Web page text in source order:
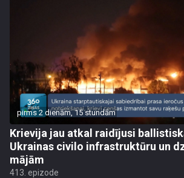
pirms 2 dienām, 15 stundām
Krievija jau atkal raidījusi
Ukrainas civilo infrastruktūru un
mājām
413. epizode